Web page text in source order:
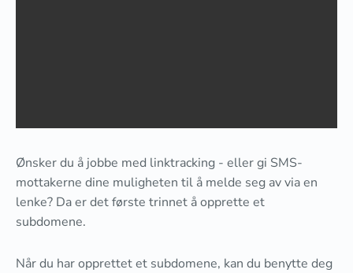
Ønsker du å jobbe med linktracking - eller gi SMS-
mottakerne dine muligheten til å melde seg av via en
lenke? Da er det første trinnet å opprette et
subdomene.
Når du har opprettet et subdomene, kan du benytte deg